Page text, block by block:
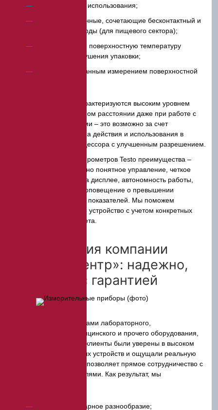
для бытового использования;
комбинированные, сочетающие бесконтактный и
проникающий методы (для пищевого сектора);
сканирующие поверхностную температуру
продуктов без нарушения упаковки;
с интегрированным измерением поверхностной
Многие модели характеризуются высоким уровнем
точности на значительном расстоянии даже при работе с
движущимися объектами – это возможно за счет
увеличенного диапазона действия и использования в
устройстве нового процессора с улучшенным разрешением.
Общие для всех пирометров Testo преимущества –
компактность, интуитивно понятное управление, четкое
отображение данных на дисплее, автономность работы,
звуковое и оптическое оповещение о превышении
предельно допустимых показателей. Мы поможем
подобрать подходящее устройство с учетом конкретных
условий, задач и бюджета.
Предложения компании
«ЭкспертЦентр»: надежно,
доступно, с гарантией
Занимаясь поставками лабораторного,
технологического, медицинского и прочего оборудования,
мы хотим, чтобы наши клиенты были уверены в высоком
качестве приобретенных устройств и ощущали реальную
выгоду. Добиться этого позволяет прямое сотрудничество с
заводами-производителями. Как результат, мы
Большое товарное разнообразие;